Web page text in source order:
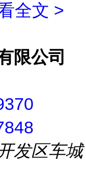
全文 >
限公司
发区车城